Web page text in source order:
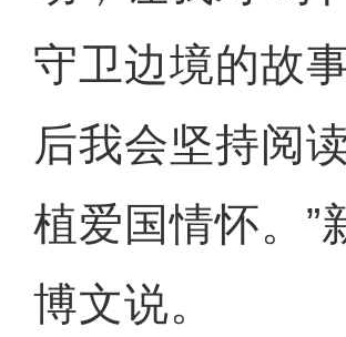
守卫边境的故
后我会坚持阅
植爱国情怀。”
博文说。